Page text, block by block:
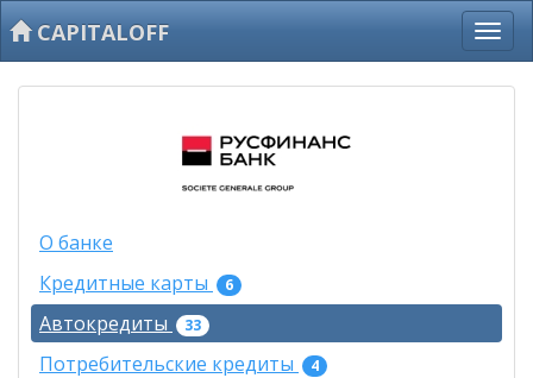
CAPITALOFF
О банке
Кредитные карты
6
Автокредиты 33
Потребительские кредиты 4